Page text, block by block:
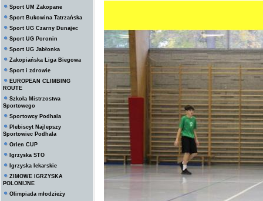
Sport UM Zakopane
Sport Bukowina Tatrzańska
Sport UG Czarny Dunajec
Sport UG Poronin
Sport UG Jabłonka
Zakopiańska Liga Biegowa
Sport i zdrowie
EUROPEAN CLIMBING
ROUTE
Szkoła Mistrzostwa
Sportowego
Sportowcy Podhala
Plebiscyt Najlepszy
Sportowiec Podhala
Orlen CUP
Igrzyska STO
Igrzyska lekarskie
ZIMOWE IGRZYSKA
POLONIJNE
Olimpiada młodzieży